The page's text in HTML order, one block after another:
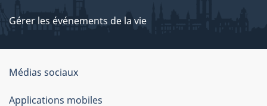
Gérer les événements de la vie
Organisation
du
Médias sociaux
Applications mobiles